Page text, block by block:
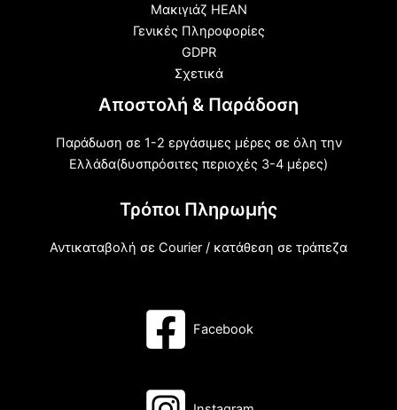
Μακιγιάζ HEAN
Γενικές Πληροφορίες
GDPR
Σχετικά
Αποστολή & Παράδοση
Παράδωση σε 1-2 εργάσιμες μέρες σε όλη την
Ελλάδα(δυσπρόσιτες περιοχές 3-4 μέρες)
Τρόποι Πληρωμής
Αντικαταβολή σε Courier / κατάθεση σε τράπεζα
Facebook